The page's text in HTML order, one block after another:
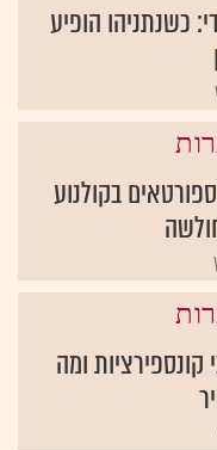
כשנתניהו הופיע
בקולנוע
קונספירציות ומה